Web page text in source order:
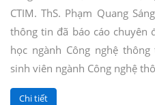
CTIM. ThS. Phạm Quang
thông tin đã báo cáo chuyên
học ngành Công nghệ
sinh viên ngành Công nghệ
Chi tiết